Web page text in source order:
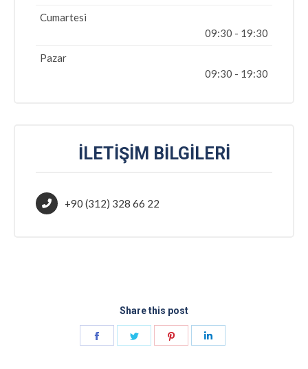
Cumartesi
09:30 - 19:30
Pazar
09:30 - 19:30
İLETIŞIM BILGILERI
+90 (312) 328 66 22
Share this post